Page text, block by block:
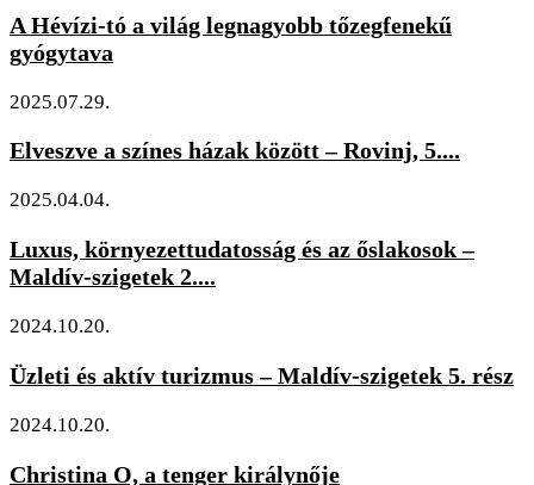
A Hévízi-tó a világ legnagyobb tőzegfenekű
gyógytava
2025.07.29.
Elveszve a színes házak között – Rovinj, 5....
2025.04.04.
Luxus, környezettudatosság és az őslakosok –
Maldív-szigetek 2....
2024.10.20.
Üzleti és aktív turizmus – Maldív-szigetek 5. rész
2024.10.20.
Christina O, a tenger királynője